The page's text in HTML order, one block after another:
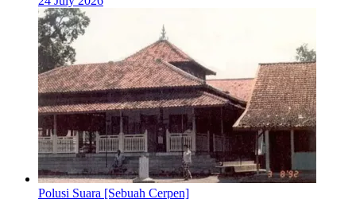
Polusi Suara [Sebuah Cerpen]